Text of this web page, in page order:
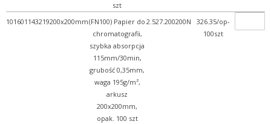
szt
101601143219200x200mm(FN100) Papier do
chromatografii,
szybka absorpcja
115mm/30min,
grubość 0,35mm,
waga 195g/m²,
arkusz
200x200mm,
opak. 100 szt
2.527.200200N
326.35/op-
100szt